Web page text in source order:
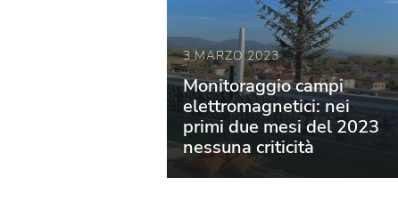
3 MARZO 2023
Monitoraggio campi
elettromagnetici: nei
primi due mesi del 2023
nessuna criticità